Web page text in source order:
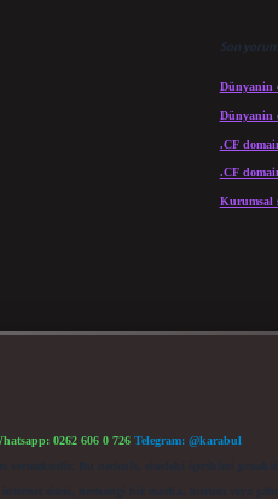
Son
Dünyanin
Dünyanin
.CF
.CF
Kurumsal
0262 606 0 726 Telegram: @karabul